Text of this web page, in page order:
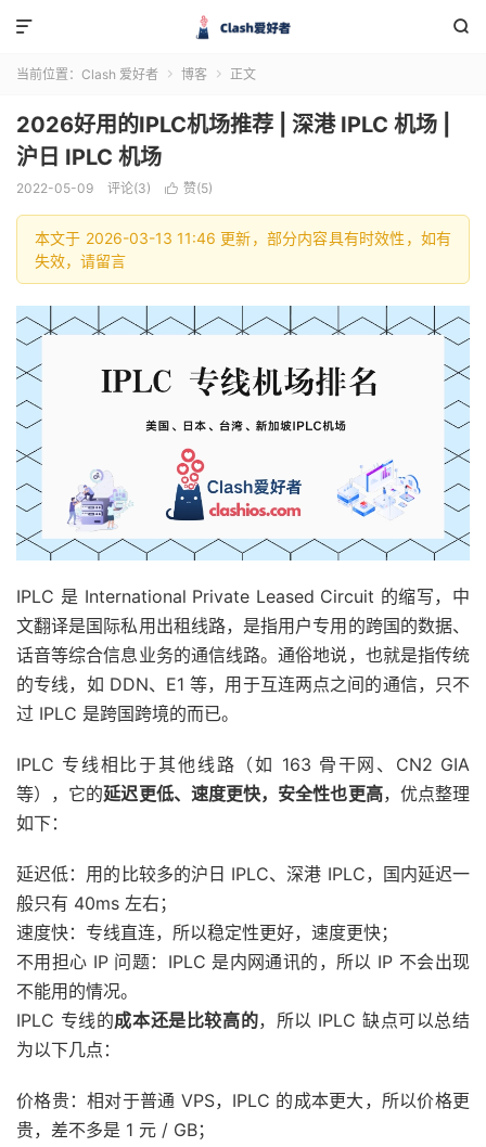


当前位置： Clash 爱好者  博客  正文
2026好用的IPLC机场推荐 | 深港 IPLC 机场 |
沪日 IPLC 机场
2022-05-09 评论(3)  赞(5)
本文于 2026-03-13 11:46 更新，部分内容具有时效性，如有
失效，请留言
IPLC 是 International Private Leased Circuit 的缩写，中
文翻译是国际私用出租线路，是指用户专用的跨国的数据、
话音等综合信息业务的通信线路。通俗地说，也就是指传统
的专线，如 DDN、E1 等，用于互连两点之间的通信，只不
过 IPLC 是跨国跨境的而已。
IPLC 专线相比于其他线路（如 163 骨干网、CN2 GIA
等），它的延迟更低、速度更快，安全性也更高，优点整理
如下：
延迟低：用的比较多的沪日 IPLC、深港 IPLC，国内延迟一
般只有 40ms 左右；
速度快：专线直连，所以稳定性更好，速度更快；
不用担心 IP 问题：IPLC 是内网通讯的，所以 IP 不会出现
不能用的情况。
IPLC 专线的成本还是比较高的，所以 IPLC 缺点可以总结
为以下几点：
价格贵：相对于普通 VPS，IPLC 的成本更大，所以价格更
贵，差不多是 1 元 / GB；